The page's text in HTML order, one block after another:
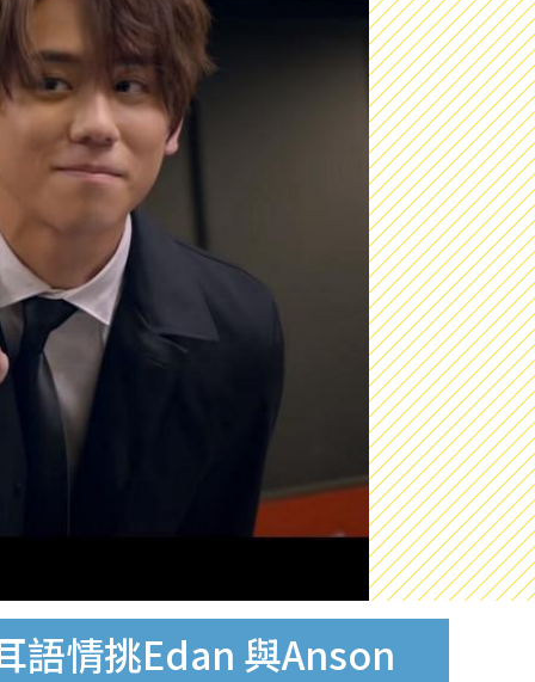
語情挑Edan 與Anson